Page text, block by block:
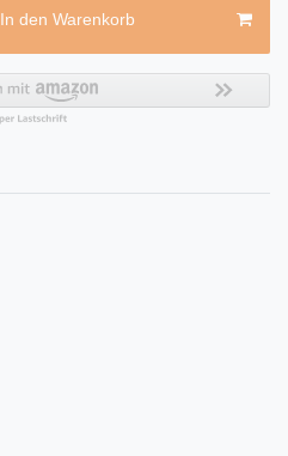
In den Warenkorb